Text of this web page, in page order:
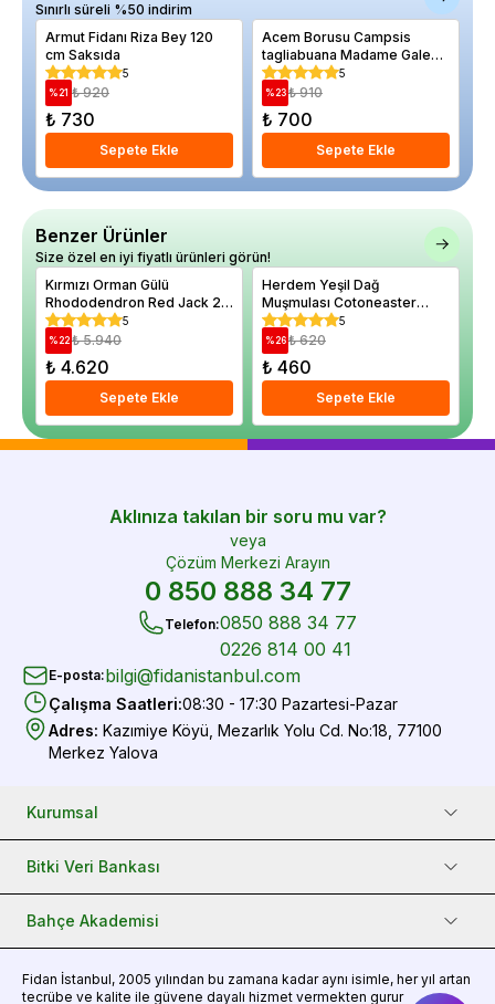
Sınırlı süreli %50 indirim
Armut Fidanı Riza Bey 120
cm Saksıda
5
%21 ₺ 920
₺ 730
Sepete Ekle
Acem Borusu Campsis
tagliabuana Madame Galen
120 cm Saksıda
5
%23 ₺ 910
₺ 700
Sepete Ekle
Benzer Ürünler
Size özel en iyi fiyatlı ürünleri görün!
Kırmızı Orman Gülü
Rhododendron Red Jack 20
40 cm İthal Saksıda
5
%22 ₺ 5.940
₺ 4.620
Sepete Ekle
Herdem Yeşil Dağ
Muşmulası Cotoneaster
dammeri Coral Beauty
Saksıda
5
%26 ₺ 620
₺ 460
Sepete Ekle
Aklınıza takılan bir soru mu var?
veya
Çözüm Merkezi Arayın
0 850 888 34 77
Telefon:0850 888 34 77
0226 814 00 41
E-posta:bilgi@fidanistanbul.com
Çalışma Saatleri:08:30 - 17:30 Pazartesi-Pazar
Adres: Kazımiye Köyü, Mezarlık Yolu Cd. No:18, 77100
Merkez Yalova
Kurumsal
Bitki Veri Bankası
Bahçe Akademisi
Fidan İstanbul, 2005 yılından bu zamana kadar aynı isimle, her yıl artan
tecrübe ve kalite ile güvene dayalı hizmet vermekten gurur